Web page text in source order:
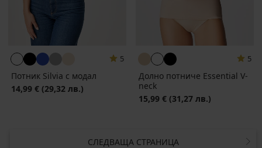
5
Потник Silvia с модал
14,99 € (29,32 лв.)
5
Долно потниче Essential V-
neck
15,99 € (31,27 лв.)
СЛЕДВАЩА СТРАНИЦА